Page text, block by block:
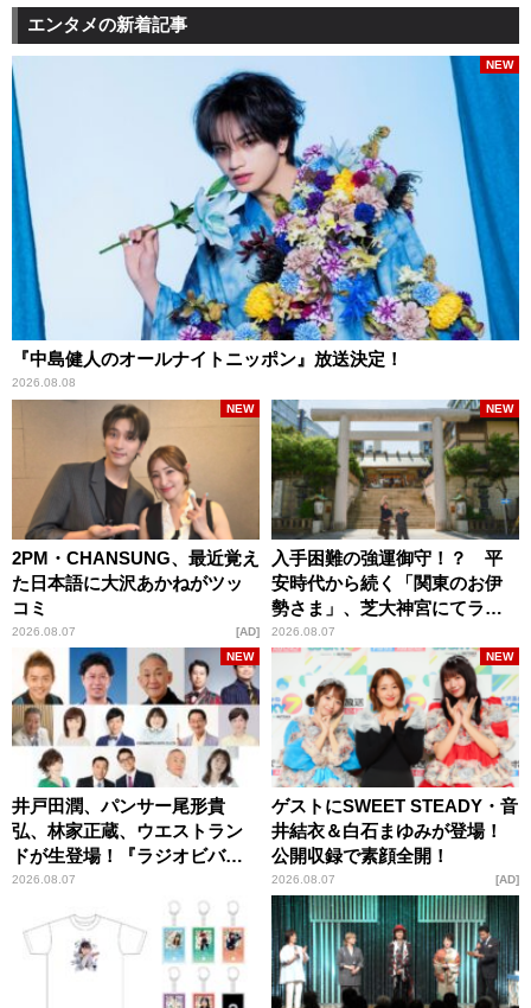
エンタメの新着記事
『中島健人のオールナイトニッポン』放送決定！
2026.08.08
NEW
2PM・CHANSUNG、最近覚え
た日本語に大沢あかねがツッ
コミ
2026.08.07
NEW
AD
入手困難の強運御守！？ 平
安時代から続く「関東のお伊
勢さま」、芝大神宮にてラン
パンプスが合格祈願！
2026.08.07
NEW
井戸田潤、パンサー尾形貴
弘、林家正蔵、ウエストラン
ドが生登場！『ラジオビバリ
ー昼ズ』
2026.08.07
NEW
ゲストにSWEET STEADY・音
井結衣＆白石まゆみが登場！
公開収録で素顔全開！
2026.08.07
NEW
AD